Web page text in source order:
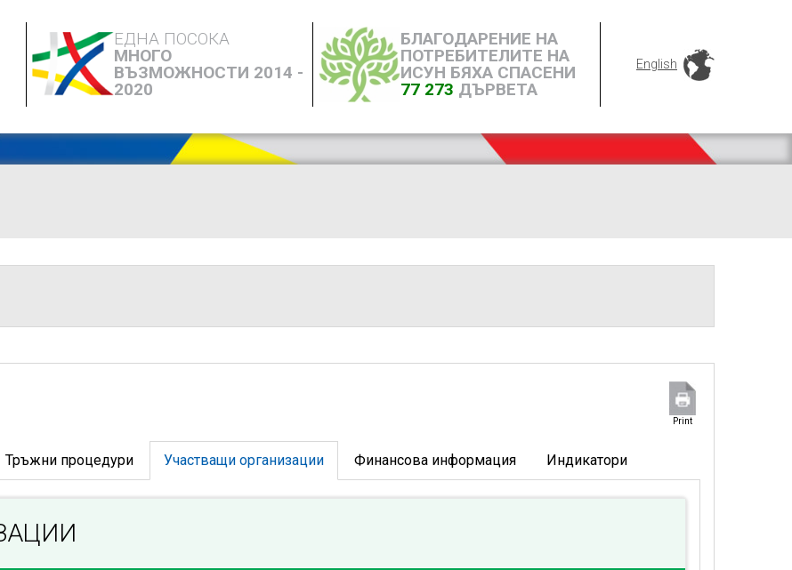
ЕДНА ПОСОКА
МНОГО
ВЪЗМОЖНОСТИ 2014 -
2020
БЛАГОДАРЕНИЕ НА
ПОТРЕБИТЕЛИТЕ НА
ИСУН БЯХА СПАСЕНИ
77 273 ДЪРВЕТА
English
Print
Тръжни процедури Участващи организации Финансова информация Индикатори